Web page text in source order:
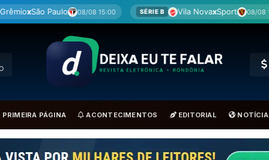
SÉRIE B Vila Nova Sport 08/08 15:00 BRA Remox
PRIMEIRA PÁGINA ACONTECIMENTOS EDITORIAL